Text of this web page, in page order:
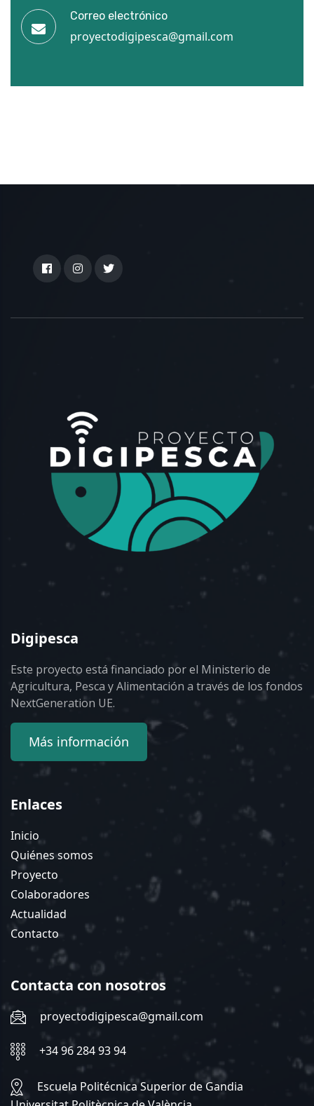
Correo electrónico
proyectodigipesca@gmail.com
Digipesca
Este proyecto está financiado por el Ministerio de
Agricultura, Pesca y Alimentación a través de los fondos
NextGeneration UE.
Más información
Enlaces
Inicio
Quiénes somos
Proyecto
Colaboradores
Actualidad
Contacto
Contacta con nosotros
proyectodigipesca@gmail.com
+34 96 284 93 94
Escuela Politécnica Superior de Gandia